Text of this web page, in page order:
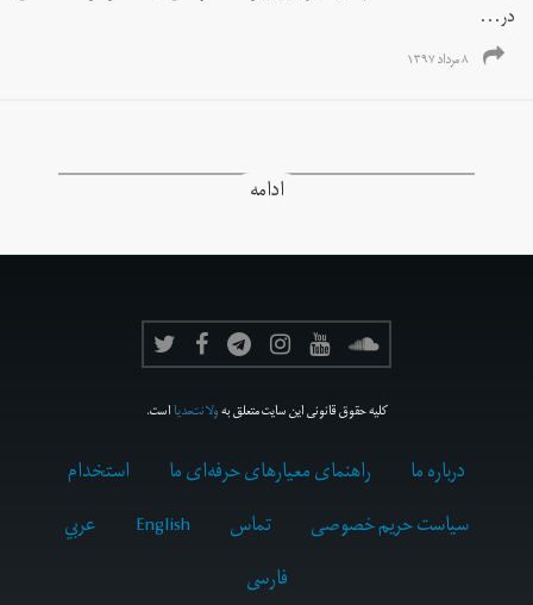
در...
۸ مرداد ۱۳۹۷
ادامه
کلیه حقوق قانونی این سایت متعلق بهولانت‌مدیااست.
درباره ما راهنمای معیارهای حرفه‌ای ما
استخدام
سیاست حریم خصوصی
تماس English
عربي
فارسى